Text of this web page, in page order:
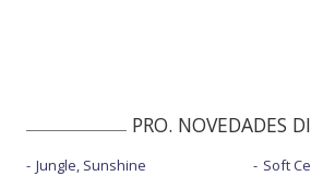
PRO. NOVEDADES
Jungle, Sunshine
Soft